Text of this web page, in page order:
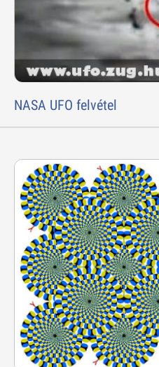
NASA UFO felvétel